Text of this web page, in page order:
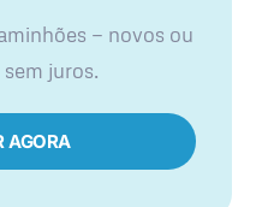
— novos ou
juros.
AGORA